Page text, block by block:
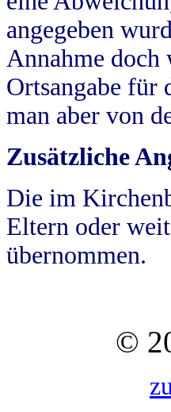
angegeben
Annahme
Ortsangabe für
man aber von
Zusätzliche
Die im
Eltern oder
übernommen.
©